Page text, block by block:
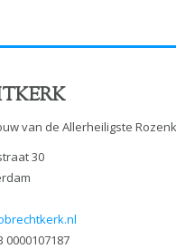
van de Allerheiligste
30
0000107187